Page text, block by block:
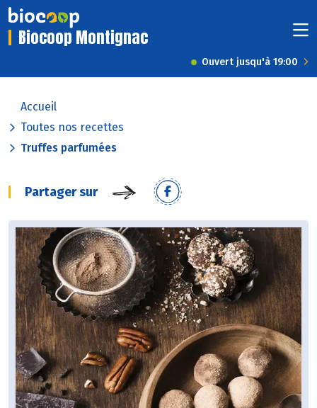
Biocoop Montignac
Ouvert jusqu'à 19:00
Accueil
Toutes nos recettes
Truffes parfumées
Partager sur